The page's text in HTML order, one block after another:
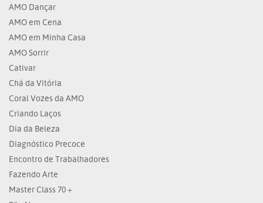
AMO Dançar
AMO em Cena
AMO em Minha Casa
AMO Sorrir
Cativar
Chá da Vitória
Coral Vozes da AMO
Criando Laços
Dia da Beleza
Diagnóstico Precoce
Encontro de Trabalhadores
Fazendo Arte
Master Class 70 +